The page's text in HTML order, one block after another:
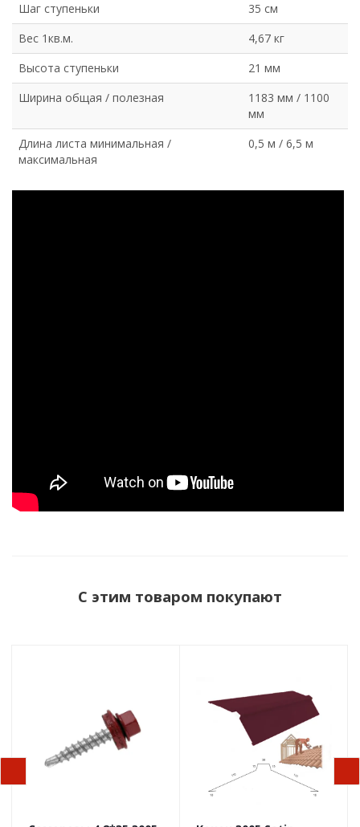
Шаг ступеньки
35 см
Вес 1кв.м.
4,67 кг
Высота ступеньки
21 мм
Ширина общая / полезная
1183 мм / 1100
мм
Длина листа минимальная /
максимальная
0,5 м / 6,5 м
С этим товаром покупают